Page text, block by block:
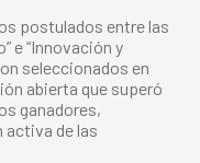
postulados entre las
e “Innovación y
seleccionados en
abierta que superó
ganadores,
activa de las